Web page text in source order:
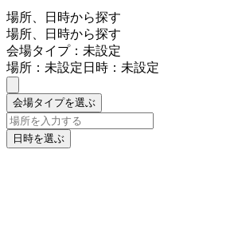
場所、日時から探す
場所、日時から探す
会場タイプ：未設定
場所：未設定日時：未設定
会場タイプを選ぶ
日時を選ぶ